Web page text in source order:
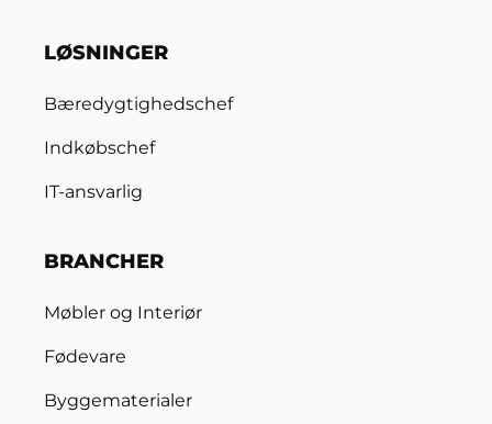
LØSNINGER
Bæredygtighedschef
Indkøbschef
IT-ansvarlig
BRANCHER
Møbler og Interiør
Fødevare
Byggematerialer